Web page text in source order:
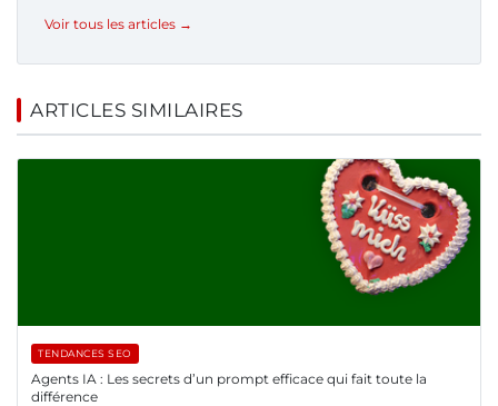
Voir tous les articles →
ARTICLES SIMILAIRES
TENDANCES SEO
Agents IA : Les secrets d’un prompt efficace qui fait toute la
différence